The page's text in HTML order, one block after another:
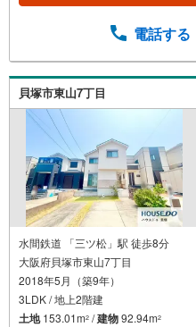
電話する
貝塚市東山7丁目
水間鉄道 「三ツ松」駅 徒歩8分
大阪府貝塚市東山7丁目
2018年5月（築9年）
3LDK / 地上2階建
土地153.01m2 /建物92.94m2